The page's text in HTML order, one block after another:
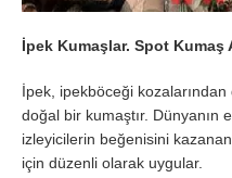
İpek Kumaşlar. Spot Kumaş
İpek, ipekböceği
doğal bir kumaştır. Dünyanın
izleyicilerin beğenisini
için düzenli olarak uygular.